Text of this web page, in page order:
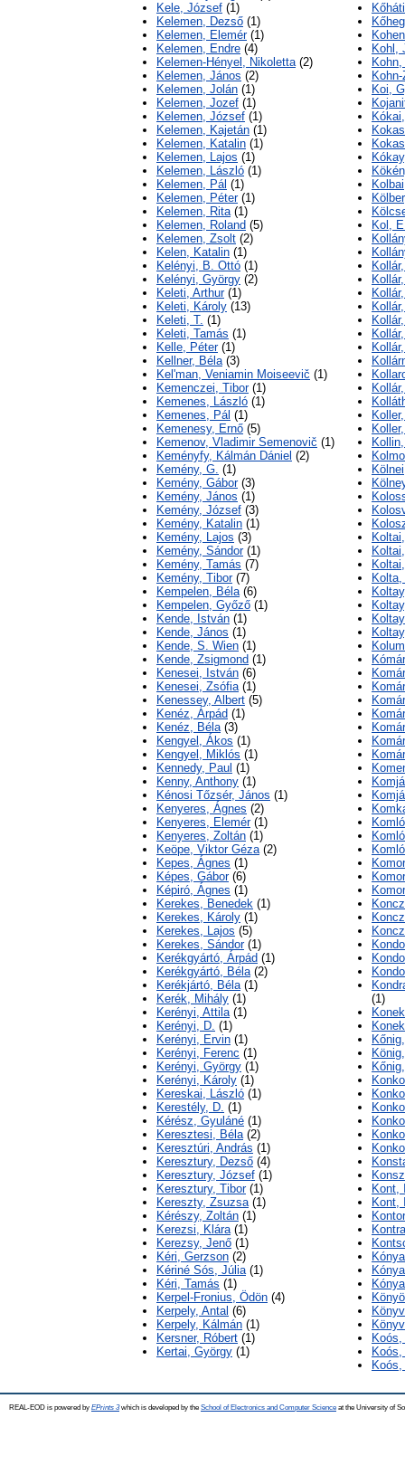
Kele, József (1)
Kelemen, Dezső (1)
Kelemen, Elemér(1)
Kelemen, Endre (4)
Kelemen-Hényel, Nikoletta(2)
Kelemen, János (2)
Kelemen, Jolán (1)
Kelemen, Jozef (1)
Kelemen, József (1)
Kelemen, Kajetán (1)
Kelemen, Katalin (1)
Kelemen, Lajos (1)
Kelemen, László (1)
Kelemen, Pál (1)
Kelemen, Péter(1)
Kelemen, Rita(1)
Kelemen, Roland (5)
Kelemen, Zsolt (2)
Kelen, Katalin (1)
Kelényi, B. Ottó (1)
Kelényi, György (2)
Keleti, Arthur(1)
Keleti, Károly (13)
Keleti, T. (1)
Keleti, Tamás (1)
Kelle, Péter(1)
Kellner, Béla(3)
Kel'man, Veniamin Moiseevič (1)
Kemenczei, Tibor(1)
Kemenes, László (1)
Kemenes, Pál (1)
Kemenesy, Ernő (5)
Kemenov, Vladimir Semenovič (1)
Keményfy, Kálmán Dániel (2)
Kemény, G. (1)
Kemény, Gábor(3)
Kemény, János (1)
Kemény, József (3)
Kemény, Katalin (1)
Kemény, Lajos (3)
Kemény, Sándor(1)
Kemény, Tamás (7)
Kemény, Tibor(7)
Kempelen, Béla(6)
Kempelen, Győző (1)
Kende, István (1)
Kende, János (1)
Kende, S. Wien (1)
Kende, Zsigmond (1)
Kenesei, István (6)
Kenesei, Zsófia(1)
Kenessey, Albert (5)
Kenéz, Árpád (1)
Kenéz, Béla(3)
Kengyel, Ákos (1)
Kengyel, Miklós (1)
Kennedy, Paul (1)
Kenny, Anthony (1)
Kénosi Tőzsér, János (1)
Kenyeres, Ágnes (2)
Kenyeres, Elemér(1)
Kenyeres, Zoltán (1)
Keöpe, Viktor Géza(2)
Kepes, Ágnes (1)
Képes, Gábor(6)
Képiró, Ágnes (1)
Kerekes, Benedek (1)
Kerekes, Károly (1)
Kerekes, Lajos (5)
Kerekes, Sándor(1)
Kerékgyártó, Árpád (1)
Kerékgyártó, Béla(2)
Kerékjártó, Béla(1)
Kerék, Mihály (1)
Kerényi, Attila(1)
Kerényi, D. (1)
Kerényi, Ervin (1)
Kerényi, Ferenc (1)
Kerényi, György (1)
Kerényi, Károly (1)
Kereskai, László (1)
Kerestély, D. (1)
Kérész, Gyuláné (1)
Keresztesi, Béla(2)
Keresztúri, András (1)
Keresztury, Dezső (4)
Keresztury, József (1)
Keresztury, Tibor(1)
Kereszty, Zsuzsa(1)
Kérészy, Zoltán (1)
Kerezsi, Klára(1)
Kerezsy, Jenő (1)
Kéri, Gerzson (2)
Kériné Sós, Júlia(1)
Kéri, Tamás (1)
Kerpel-Fronius, Ödön (4)
Kerpely, Antal (6)
Kerpely, Kálmán (1)
Kersner, Róbert (1)
Kertai, György (1)
Kohl,
Koi,
Kol,
(1)
Kont,
Kont,
Koós,
REAL-EOD is powered by EPrints 3which is developed by the School of Electronics and Computer Science at the University of